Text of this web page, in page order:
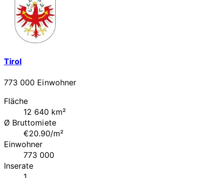
Tirol
773 000 Einwohner
Fläche
12 640 km²
Ø Bruttomiete
€20.90/m²
Einwohner
773 000
Inserate